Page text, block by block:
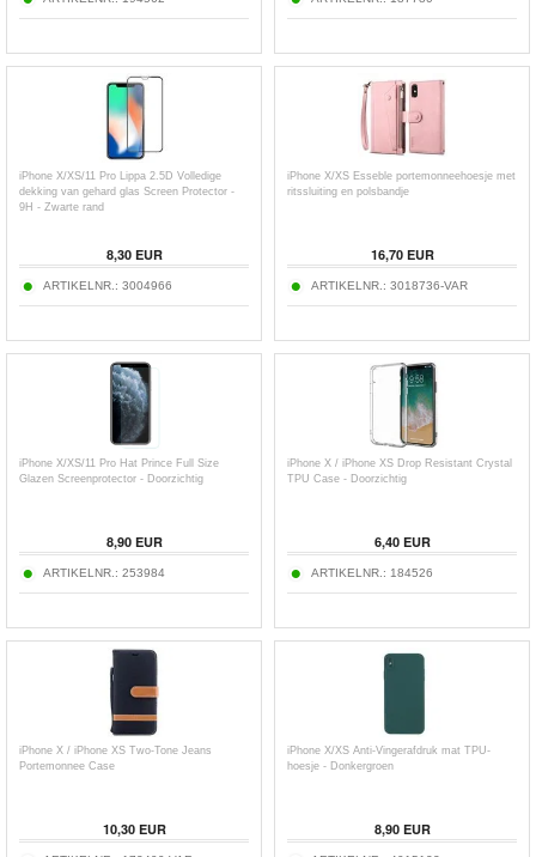
iPhone X/XS/11 Pro Lippa 2.5D Volledige
dekking van gehard glas Screen Protector -
9H - Zwarte rand
8,30EUR
ARTIKELNR.: 3004966
iPhone X/XS Esseble portemonneehoesje met
ritssluiting en polsbandje
16,70EUR
ARTIKELNR.: 3018736-VAR
iPhone X/XS/11 Pro Hat Prince Full Size
Glazen Screenprotector - Doorzichtig
8,90EUR
ARTIKELNR.: 253984
iPhone X / iPhone XS Drop Resistant Crystal
TPU Case - Doorzichtig
6,40EUR
ARTIKELNR.: 184526
iPhone X / iPhone XS Two-Tone Jeans
Portemonnee Case
10,30EUR
iPhone X/XS Anti-Vingerafdruk mat TPU-
hoesje - Donkergroen
8,90EUR